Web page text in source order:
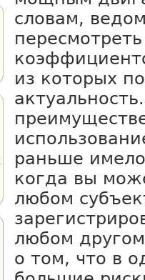
словам,
из которых
раньше
когда вы
любом
любом
о том, что в